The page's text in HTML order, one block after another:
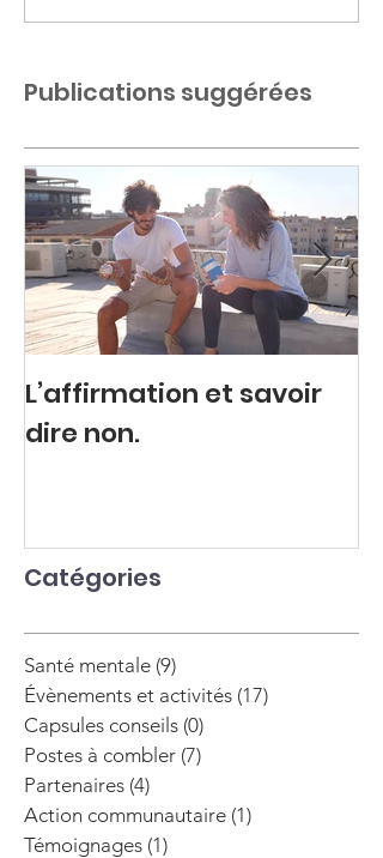
Publications suggérées
L’affirmation et savoir
dire non.
Catégories
Santé mentale (9)
Évènements et activités (17)
Capsules conseils (0)
Postes à combler (7)
Partenaires (4)
Action communautaire (1)
Témoignages (1)